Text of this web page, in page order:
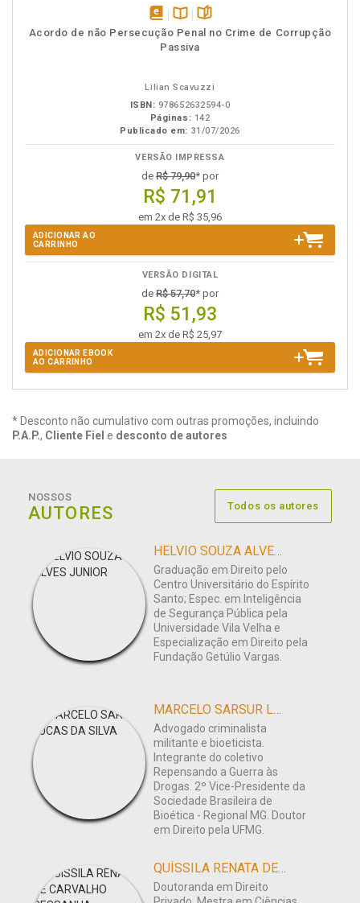
disponível
em
Disponível
na
páginas
Acordo de não Persecução Penal no Crime de Corrupção
Passiva
Lilian Scavuzzi
ISBN: 978652632594-0
Páginas: 142
Publicado em: 31/07/2026
VERSÃO IMPRESSA
de R$ 79,90* por
R$ 71,91
em 2x de R$ 35,96
ADICIONAR AO
CARRINHO
VERSÃO DIGITAL
de R$ 57,70* por
R$ 51,93
em 2x de R$ 25,97
ADICIONAR EBOOK
AO CARRINHO
* Desconto não cumulativo com outras promoções, incluindo
P.A.P., Cliente Fiel e desconto de autores
NOSSOS
AUTORES Todos os autores
HELVIO SOUZA ALVES JUNIOR
Graduação em Direito pelo
Centro Universitário do Espírito
Santo; Espec. em Inteligência
de Segurança Pública pela
Universidade Vila Velha e
Especialização em Direito pela
Fundação Getúlio Vargas.
MARCELO SARSUR LUCAS DA SILVA
Advogado criminalista
militante e bioeticista.
Integrante do coletivo
Repensando a Guerra às
Drogas. 2º Vice-Presidente da
Sociedade Brasileira de
Bioética - Regional MG. Doutor
em Direito pela UFMG.
QUÍSSILA RENATA DE CARVALHO PESSANHA
Doutoranda em Direito